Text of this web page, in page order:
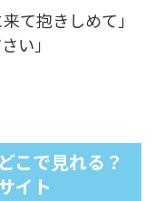
て抱きしめて」
い」
こで見れる？
イト